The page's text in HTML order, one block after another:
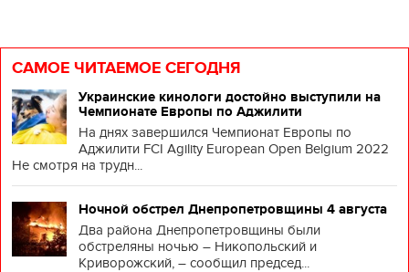
САМОЕ ЧИТАЕМОЕ СЕГОДНЯ
Украинские кинологи достойно выступили на
Чемпионате Европы по Аджилити
На днях завершился Чемпионат Европы по
Аджилити FCI Agility European Open Belgium 2022
Не смотря на трудн...
Ночной обстрел Днепропетровщины 4 августа
Два района Днепропетровщины были
обстреляны ночью – Никопольский и
Криворожский, – сообщил председ...